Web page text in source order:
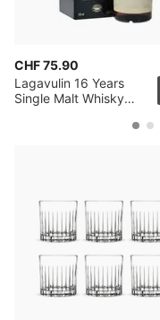
CHF 75.90
Lagavulin 16 Years
Single Malt Whisky